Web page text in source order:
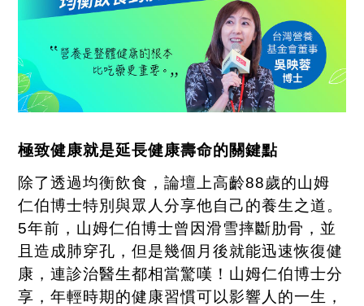
極致健康就是延長健康壽命的關鍵點
除了透過均衡飲食，論壇上高齡88歲的山姆
仁伯博士特別與眾人分享他自己的養生之道。
5年前，山姆仁伯博士曾因滑雪摔斷肋骨，並
且造成肺穿孔，但是幾個月後就能迅速恢復健
康，連診治醫生都相當驚嘆！山姆仁伯博士分
享，年輕時期的健康習慣可以影響人的一生，